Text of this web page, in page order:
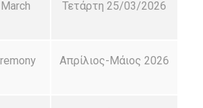
March Τετάρτη 25/03/2026
Απρίλιος-Μάιος 2026